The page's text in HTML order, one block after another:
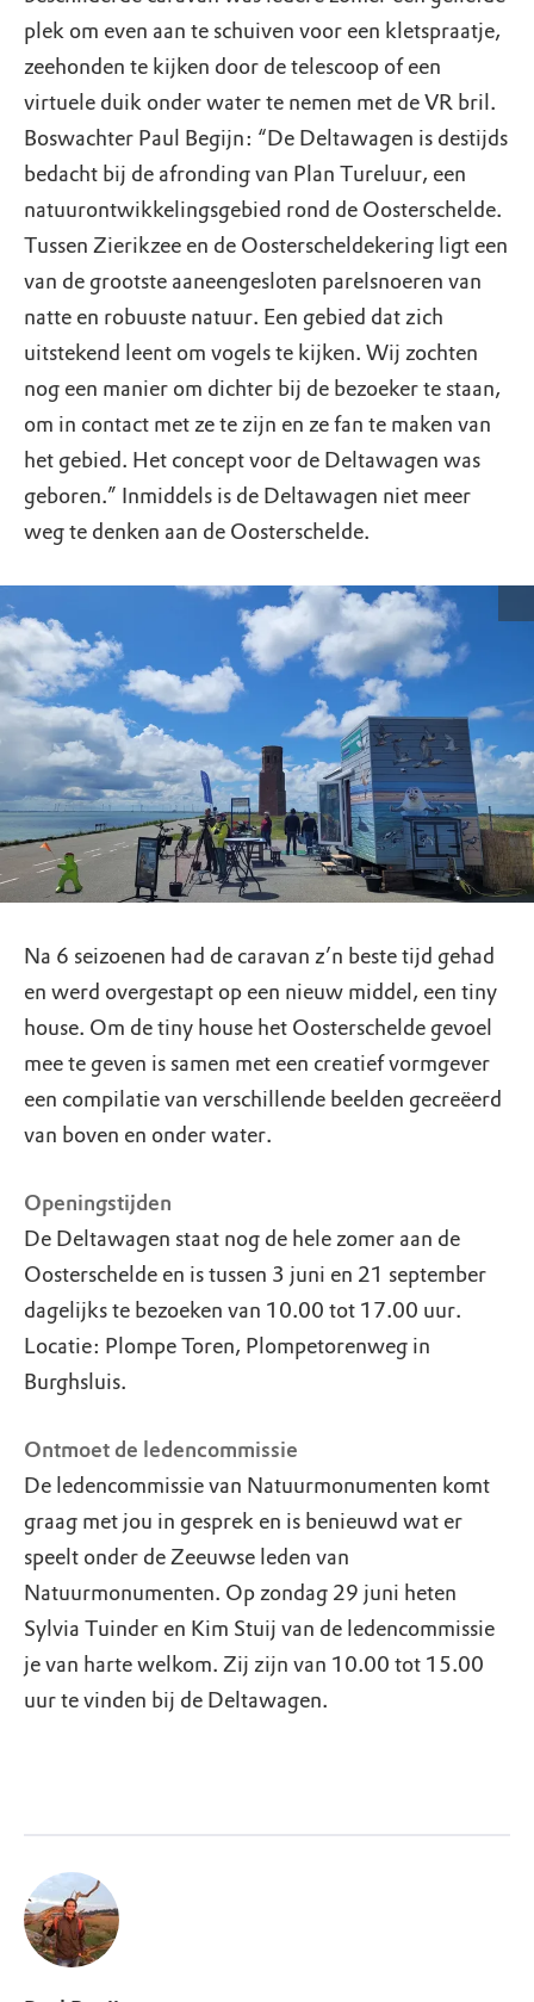
plek om even aan te schuiven voor een kletspraatje,
zeehonden te kijken door de telescoop of een
virtuele duik onder water te nemen met de VR bril.
Boswachter Paul Begijn: “De Deltawagen is destijds
bedacht bij de afronding van Plan Tureluur, een
natuurontwikkelingsgebied rond de Oosterschelde.
Tussen Zierikzee en de Oosterscheldekering ligt een
van de grootste aaneengesloten parelsnoeren van
natte en robuuste natuur. Een gebied dat zich
uitstekend leent om vogels te kijken. Wij zochten
nog een manier om dichter bij de bezoeker te staan,
om in contact met ze te zijn en ze fan te maken van
het gebied. Het concept voor de Deltawagen was
geboren.” Inmiddels is de Deltawagen niet meer
weg te denken aan de Oosterschelde.
Na 6 seizoenen had de caravan z’n beste tijd gehad
en werd overgestapt op een nieuw middel, een tiny
house. Om de tiny house het Oosterschelde gevoel
mee te geven is samen met een creatief vormgever
een compilatie van verschillende beelden gecreëerd
van boven en onder water.
Openingstijden
De Deltawagen staat nog de hele zomer aan de
Oosterschelde en is tussen 3 juni en 21 september
dagelijks te bezoeken van 10.00 tot 17.00 uur.
Locatie: Plompe Toren, Plompetorenweg in
Burghsluis.
Ontmoet de ledencommissie
De ledencommissie van Natuurmonumenten komt
graag met jou in gesprek en is benieuwd wat er
speelt onder de Zeeuwse leden van
Natuurmonumenten. Op zondag 29 juni heten
Sylvia Tuinder en Kim Stuij van de ledencommissie
je van harte welkom. Zij zijn van 10.00 tot 15.00
uur te vinden bij de Deltawagen.